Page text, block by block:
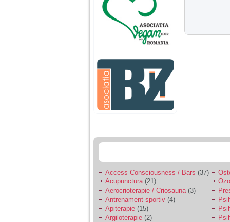
educatia si cresterea
ei, am fost o mama
egoista, preocupata
de implinirea
profesionala, cand ea
era mica am neglijat-
agresiva, orice
greseala era taxata cu
o palma sau pedepse.
De 4 ani am o relatie
serioasa cu un barbat
sa se manifeste o
Ma aflu aici pentru ca
vreau sa stiu daca am
nevoie de un psiholog
sau psihiatru.
Access Consciousness / Bars (37)
Acupunctura(21)
Aerocrioterapie / Criosauna (3)
Antrenament sportiv (4)
Apiterapie (15)
Argiloterapie (2)